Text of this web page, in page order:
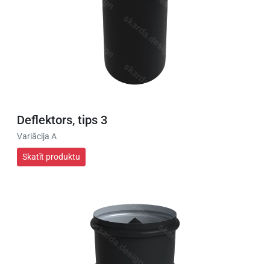
Deflektors, tips 3
Variācija A
Skatīt produktu